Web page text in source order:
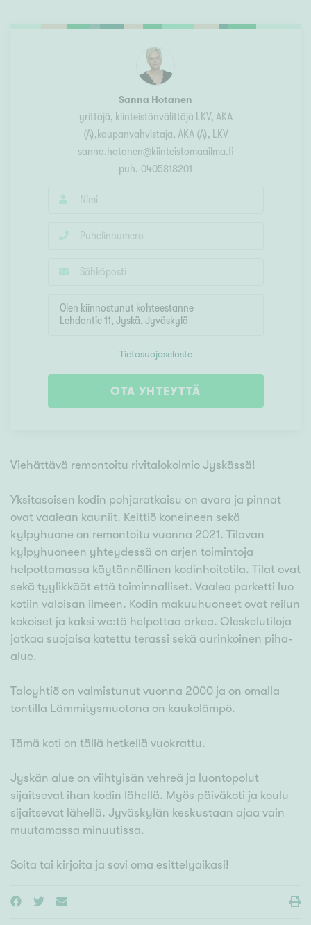
Sanna Hotanen
yrittäjä, kiinteistönvälittäjä LKV, AKA
(A),kaupanvahvistaja, AKA (A), LKV
sanna.hotanen@kiinteistomaailma.fi
puh. 0405818201
Tietosuojaseloste
OTA YHTEYTTÄ
Viehättävä remontoitu rivitalokolmio Jyskässä!
Yksitasoisen kodin pohjaratkaisu on avara ja pinnat
ovat vaalean kauniit. Keittiö koneineen sekä
kylpyhuone on remontoitu vuonna 2021. Tilavan
kylpyhuoneen yhteydessä on arjen toimintoja
helpottamassa käytännöllinen kodinhoitotila. Tilat ovat
sekä tyylikkäät että toiminnalliset. Vaalea parketti luo
kotiin valoisan ilmeen. Kodin makuuhuoneet ovat reilun
kokoiset ja kaksi wc:tä helpottaa arkea. Oleskelutiloja
jatkaa suojaisa katettu terassi sekä aurinkoinen piha-
alue.
Taloyhtiö on valmistunut vuonna 2000 ja on omalla
tontilla Lämmitysmuotona on kaukolämpö.
Tämä koti on tällä hetkellä vuokrattu.
Jyskän alue on viihtyisän vehreä ja luontopolut
sijaitsevat ihan kodin lähellä. Myös päiväkoti ja koulu
sijaitsevat lähellä. Jyväskylän keskustaan ajaa vain
muutamassa minuutissa.